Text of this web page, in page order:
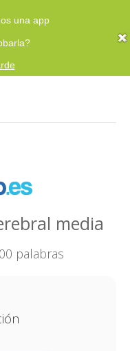
una app
media
palabras